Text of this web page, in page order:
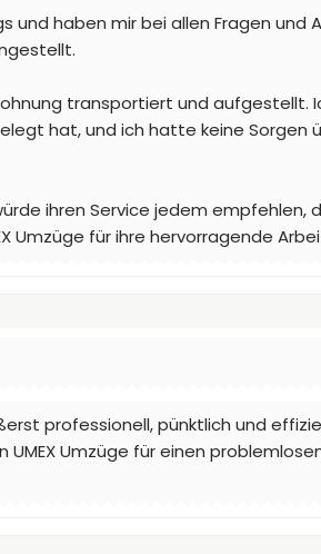
haben mir bei allen Fragen und
transportiert und aufgestellt.
hat, und ich hatte keine Sorgen
ihren Service jedem empfehlen,
Umzüge für ihre hervorragende
professionell, pünktlich und
Umzüge für einen